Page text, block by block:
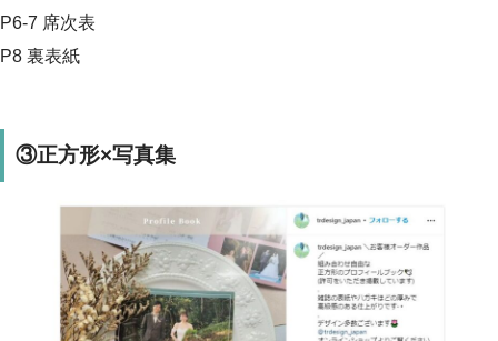
P6-7 席次表
P8 裏表紙
③正方形×写真集